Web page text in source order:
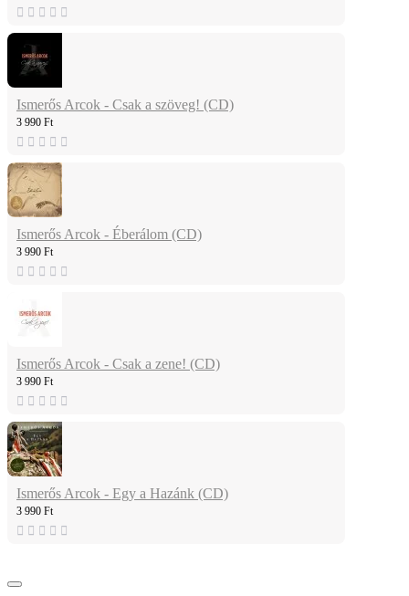
Ismerős Arcok - Csak a szöveg! (CD)
3 990 Ft
Ismerős Arcok - Éberálom (CD)
3 990 Ft
Ismerős Arcok - Csak a zene! (CD)
3 990 Ft
Ismerős Arcok - Egy a Hazánk (CD)
3 990 Ft